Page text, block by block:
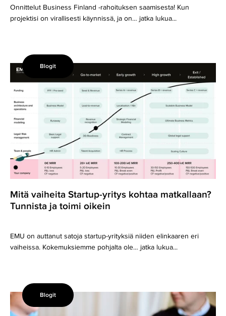
Onnittelut Business Finland -rahoituksen saamisesta! Kun
projektisi on virallisesti käynnissä, ja on… jatka lukua...
Mitä
vaiheita
Startup-
yritys
kohtaa
Tunnista
ja
toimi
oikein
Blogit
Mitä vaiheita Startup-yritys kohtaa matkallaan?
Tunnista ja toimi oikein
EMU on auttanut satoja startup-yrityksiä niiden elinkaaren eri
vaiheissa. Kokemuksiemme pohjalta ole… jatka lukua...
Automaatiot
kirjanpidossa
Blogit